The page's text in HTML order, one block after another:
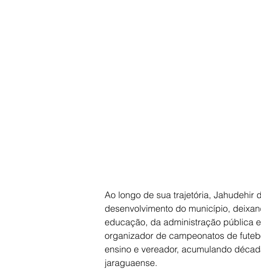
Ao longo de sua trajetória, Jahudehir
desenvolvimento do município,
educação, da administração pública
organizador de campeonatos de
ensino e vereador, acumulando
jaraguaense.